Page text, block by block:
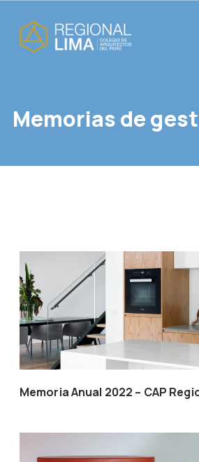
Memorias de
Memoria Anual 2022 – CAP